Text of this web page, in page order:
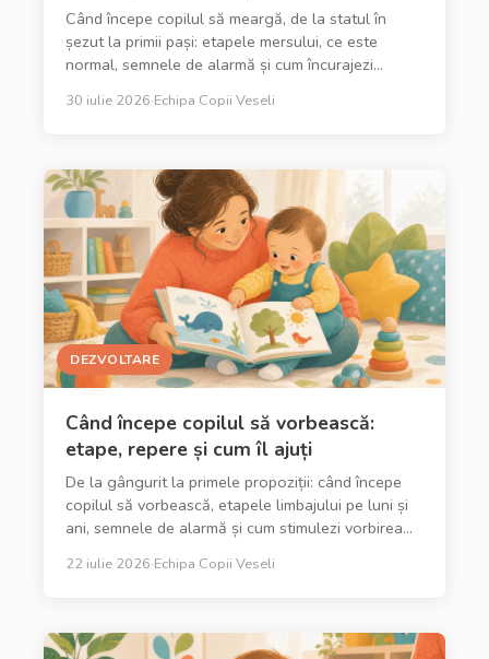
Când începe copilul să meargă, de la statul în
șezut la primii pași: etapele mersului, ce este
normal, semnele de alarmă și cum încurajezi
30 iulie 2026·Echipa Copii Veseli
DEZVOLTARE
Când începe copilul să vorbească:
etape, repere și cum îl ajuți
De la gângurit la primele propoziții: când începe
copilul să vorbească, etapele limbajului pe luni și
ani, semnele de alarmă și cum stimulezi vorbirea
22 iulie 2026·Echipa Copii Veseli